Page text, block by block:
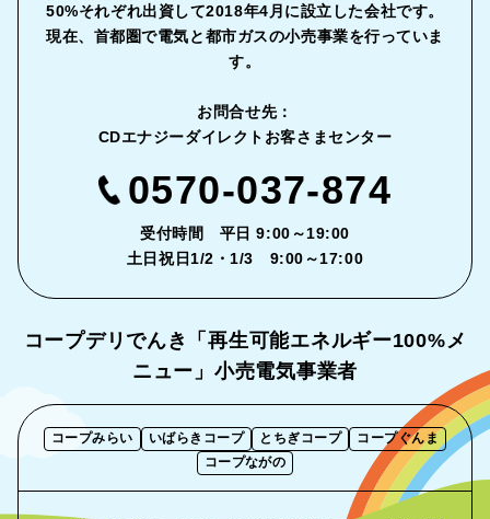
50%それぞれ出資して2018年4月に設立した会社です。
現在、首都圏で電気と都市ガスの小売事業を行っていま
す。
お問合せ先：
CDエナジーダイレクトお客さまセンター
0570-037-874
受付時間 平日 9:00～19:00
土日祝日1/2・1/3 9:00～17:00
コープデリでんき「再生可能エネルギー100%メ
ニュー」小売電気事業者
コープみらい いばらきコープ とちぎコープ
コープぐんま
コープながの